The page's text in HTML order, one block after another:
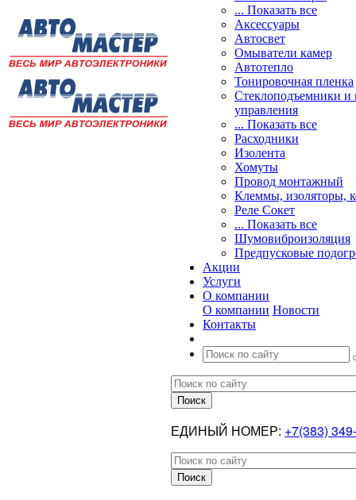
... Показать все
Аксессуары
Автосвет
Омыватели камер
Автотепло
Тонировочная пленка
Стеклоподъемники и
управления
... Показать все
Расходники
Изолента
Хомуты
Провод монтажный
Клеммы, изоляторы,
Реле Сокет
... Показать все
Шумовиброизоляция
Предпусковые
Акции
Услуги
О компании
О компании Новости
Контакты
ЕДИНЫЙ НОМЕР: +7(383)